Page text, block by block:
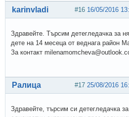
#16 16/05/2016
karinvladi
Здравейте. Търсим детегледачка за
дете на 14 месеца от веднага район
За контакт
#17 25/08/2016
Ралица
Здравейте, търсим си детегледачка